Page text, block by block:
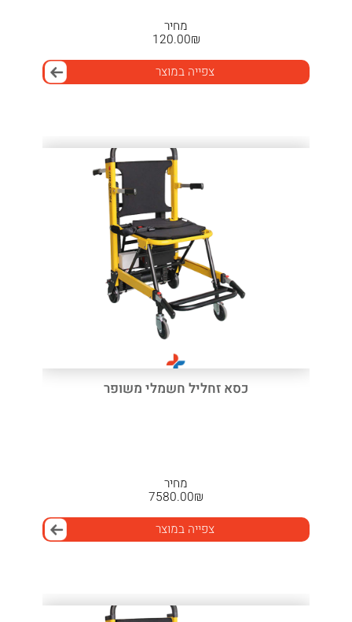
מחיר
₪
120.00
צפייה במוצר
כסא זחליל חשמלי משופר
מחיר
₪
7580.00
צפייה במוצר